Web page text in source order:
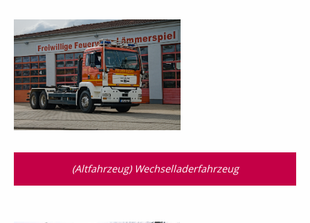
(Altfahrzeug) Wechselladerfahrzeug